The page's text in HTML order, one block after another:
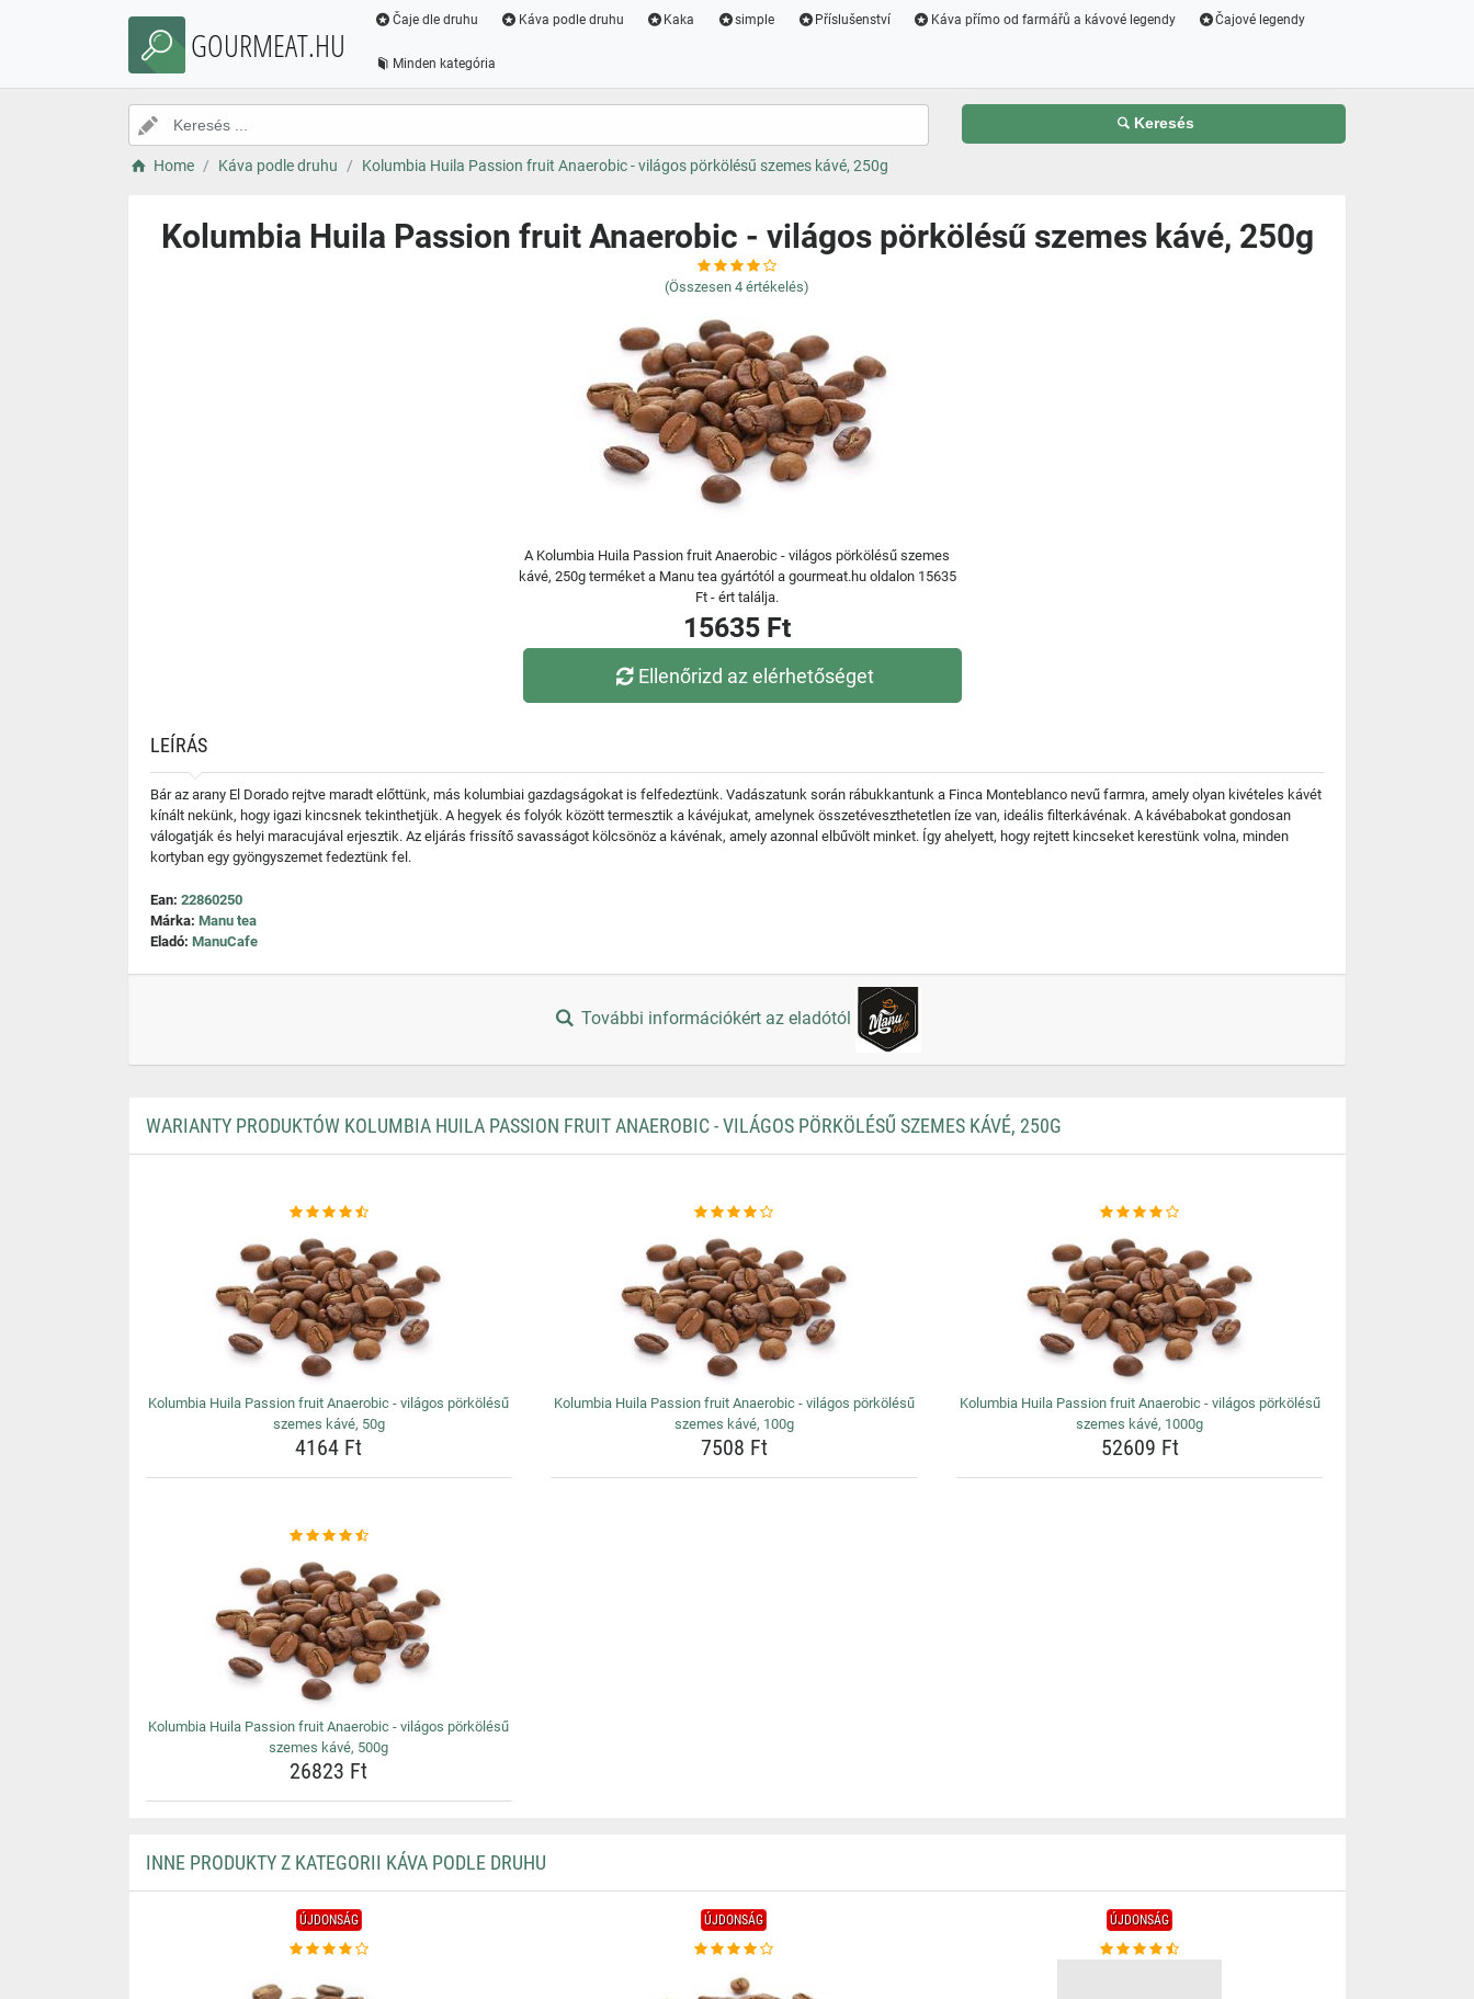
GOURMEAT.HU
Čaje dle druhu Káva podle druhu Kaka simple Příslušenství Káva přímo od farmářů a kávové legendy Čajové legendy
Minden kategória
Keresés
Home Káva podle druhu Kolumbia Huila Passion fruit Anaerobic - világos pörkölésű szemes kávé, 250g
Kolumbia Huila Passion fruit Anaerobic - világos pörkölésű szemes kávé, 250g
(Összesen 4 értékelés)
A Kolumbia Huila Passion fruit Anaerobic - világos pörkölésű szemes
kávé, 250g terméket a Manu tea gyártótól a gourmeat.hu oldalon 15635
Ft - ért találja.
15635 Ft
Ellenőrizd az elérhetőséget
LEÍRÁS
Bár az arany El Dorado rejtve maradt előttünk, más kolumbiai gazdagságokat is felfedeztünk. Vadászatunk során rábukkantunk a Finca Monteblanco nevű farmra, amely olyan kivételes kávét
kínált nekünk, hogy igazi kincsnek tekinthetjük. A hegyek és folyók között termesztik a kávéjukat, amelynek összetéveszthetetlen íze van, ideális filterkávénak. A kávébabokat gondosan
válogatják és helyi maracujával erjesztik. Az eljárás frissítő savasságot kölcsönöz a kávénak, amely azonnal elbűvölt minket. Így ahelyett, hogy rejtett kincseket kerestünk volna, minden
kortyban egy gyöngyszemet fedeztünk fel.
Ean: 22860250
Márka: Manu tea
Eladó: ManuCafe
További információkért az eladótól
WARIANTY PRODUKTÓW KOLUMBIA HUILA PASSION FRUIT ANAEROBIC - VILÁGOS PÖRKÖLÉSŰ SZEMES KÁVÉ, 250G
Kolumbia Huila Passion fruit Anaerobic - világos pörkölésű
szemes kávé, 50g
4164 Ft
Kolumbia Huila Passion fruit Anaerobic - világos pörkölésű
szemes kávé, 100g
7508 Ft
Kolumbia Huila Passion fruit Anaerobic - világos pörkölésű
szemes kávé, 1000g
52609 Ft
Kolumbia Huila Passion fruit Anaerobic - világos pörkölésű
szemes kávé, 500g
26823 Ft
INNE PRODUKTY Z KATEGORII KÁVA PODLE DRUHU
ÚJDONSÁG ÚJDONSÁG ÚJDONSÁG